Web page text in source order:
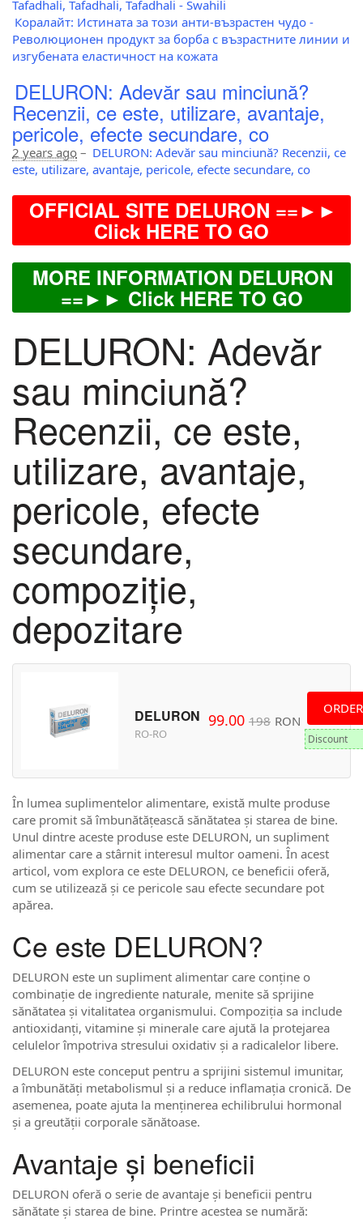
Tafadhali, Tafadhali, Tafadhali - Swahili
Коралайт: Истината за този анти-възрастен чудо -
Революционен продукт за борба с възрастните линии и
изгубената еластичност на кожата
DELURON: Adevăr sau minciună?
Recenzii, ce este, utilizare, avantaje,
pericole, efecte secundare, co
2 years ago – DELURON: Adevăr sau minciună? Recenzii, ce
este, utilizare, avantaje, pericole, efecte secundare, co
OFFICIAL SITE DELURON ==►►
Click HERE TO GO
MORE INFORMATION DELURON
==►► Click HERE TO GO
DELURON: Adevăr
sau minciună?
Recenzii, ce este,
utilizare, avantaje,
pericole, efecte
secundare,
compoziție,
depozitare
DELURON
RO-RO
99.00 198 RON
ORDER
Discount
În lumea suplimentelor alimentare, există multe produse
care promit să îmbunătățească sănătatea și starea de bine.
Unul dintre aceste produse este DELURON, un supliment
alimentar care a stârnit interesul multor oameni. În acest
articol, vom explora ce este DELURON, ce beneficii oferă,
cum se utilizează și ce pericole sau efecte secundare pot
apărea.
Ce este DELURON?
DELURON este un supliment alimentar care conține o
combinație de ingrediente naturale, menite să sprijine
sănătatea și vitalitatea organismului. Compoziția sa include
antioxidanți, vitamine și minerale care ajută la protejarea
celulelor împotriva stresului oxidativ și a radicalelor libere.
DELURON este conceput pentru a sprijini sistemul imunitar,
a îmbunătăți metabolismul și a reduce inflamația cronică. De
asemenea, poate ajuta la menținerea echilibrului hormonal
și a greutății corporale sănătoase.
Avantaje și beneficii
DELURON oferă o serie de avantaje și beneficii pentru
sănătate și starea de bine. Printre acestea se numără: